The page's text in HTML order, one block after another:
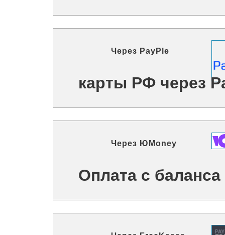
Через PayPle
карты РФ через
Через ЮMoney
Оплата с